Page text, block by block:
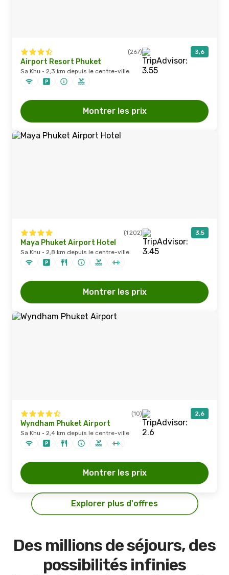
(267) 3,6
Airport Resort Phuket
Sa Khu · 2,3 km depuis le centre-ville
Montrer les prix
(1 202) 3,5
Maya Phuket Airport Hotel
Sa Khu · 2,8 km depuis le centre-ville
Montrer les prix
(10) 2,6
Wyndham Phuket Airport
Sa Khu · 2,4 km depuis le centre-ville
Montrer les prix
Explorer plus d'offres
Des millions de séjours, des
possibilités infinies